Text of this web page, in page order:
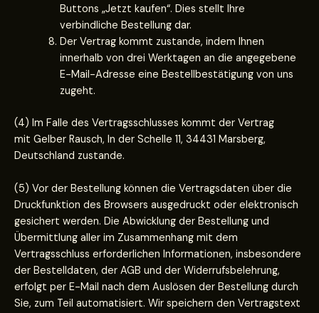
Buttons „Jetzt kaufen“. Dies stellt Ihre
verbindliche Bestellung dar.
Der Vertrag kommt zustande, indem Ihnen
innerhalb von drei Werktagen an die angegebene
E-Mail-Adresse eine Bestellbestätigung von uns
zugeht.
(4) Im Falle des Vertragsschlusses kommt der Vertrag
mit Gelber Rausch, In der Schelle 11, 34431 Marsberg,
Deutschland zustande.
(5) Vor der Bestellung können die Vertragsdaten über die
Druckfunktion des Browsers ausgedruckt oder elektronisch
gesichert werden. Die Abwicklung der Bestellung und
Übermittlung aller im Zusammenhang mit dem
Vertragsschluss erforderlichen Informationen, insbesondere
der Bestelldaten, der AGB und der Widerrufsbelehrung,
erfolgt per E-Mail nach dem Auslösen der Bestellung durch
Sie, zum Teil automatisiert. Wir speichern den Vertragstext